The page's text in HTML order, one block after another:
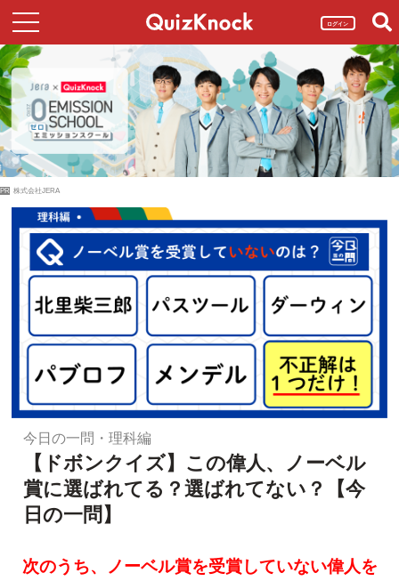
ログイン
PR 株式会社JERA
今日の一問・理科編
【ドボンクイズ】この偉人、ノーベル
賞に選ばれてる？選ばれてない？【今
日の一問】
次のうち、ノーベル賞を受賞していない偉人を